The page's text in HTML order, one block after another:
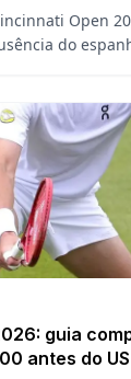
Open
do
guia
antes do